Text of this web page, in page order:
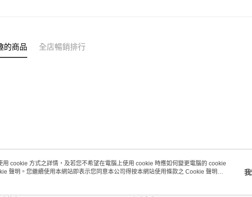
的商品 全店暢銷排行
於我們 客戶服務
cookie 方式之詳情，及若您不希望在電腦上使用 cookie 時應如何變更電腦的 cookie
聲明。您繼續使用本網站即表示您同意本公司得按本網站使用條款之 Cookie 聲明使